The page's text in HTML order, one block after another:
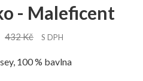
- Maleficent
432 Kč S DPH
100 % bavlna